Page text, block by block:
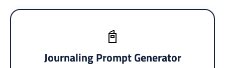
📓
Journaling Prompt Generator